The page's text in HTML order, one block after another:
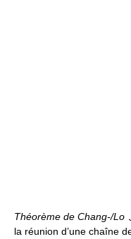
Théorème de Chang-/Lo
la réunion d’une chaîne